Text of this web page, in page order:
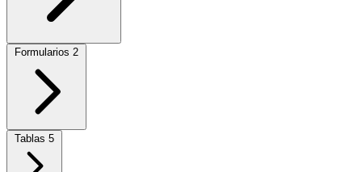
Formularios 2
Tablas 5